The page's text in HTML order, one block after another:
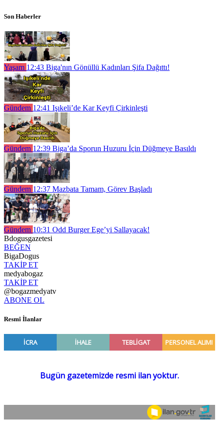
Son Haberler
Yaşam 12:43 Biga'nın Gönüllü Kadınları Şifa Dağıttı!
Gündem 12:41 Işıkeli’de Kar Keyfi Çirkinleşti
Gündem 12:39 Biga’da Sporun Huzuru İçin Düğmeye Basıldı
Gündem 12:37 Mazbata Tamam, Görev Başladı
Gündem 10:31 Odd Burger Ege’yi Sallayacak!
Bdogusgazetesi
BEĞEN
BigaDogus
TAKİP ET
medyabogaz
TAKİP ET
@bogazmedyatv
ABONE OL
Resmî İlanlar